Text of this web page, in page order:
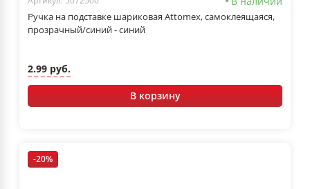
Ручка на подставке шариковая Attomex, самоклеящаяся,
прозрачный/синий - синий
2.99 руб.
В корзину
-20%